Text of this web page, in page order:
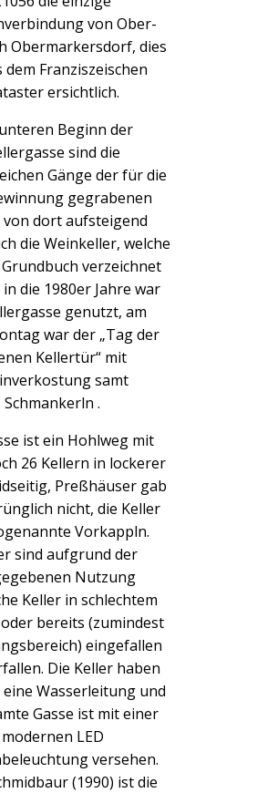
von Ober-
Obermarkersdorf, dies
dem Franziszeischen
ersichtlich.
Beginn der
sind die
Gänge der für die
gegrabenen
von dort aufsteigend
die Weinkeller, welche
verzeichnet
in die 1980er Jahre war
genutzt, am
war der „Tag der
Kellertür“ mit
samt
Schmankerln .
ist ein Hohlweg mit
26 Kellern in lockerer
Preßhäuser gab
nicht, die Keller
Vorkappln.
sind aufgrund der
Nutzung
Keller in schlechtem
bereits (zumindest
eingefallen
Die Keller haben
eine Wasserleitung und
Gasse ist mit einer
modernen LED
versehen.
(1990) ist die